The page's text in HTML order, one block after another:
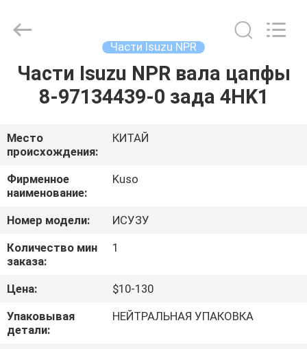
ДОМ
О
НАС
ПУТЕШЕСТВИЕ
ФАБРИКИ
ПРОВЕРКА
КАЧЕСТВА
Reserved.
Части Isuzu NPR
Части Isuzu NPR вала цапфы
8-97134439-0 зада 4HK1
Место
происхождения:
КИТАЙ
Фирменное
наименование:
Kuso
Номер модели:
ИСУЗУ
Количество мин
заказа:
1
Цена:
$10-130
Упаковывая
детали:
НЕЙТРАЛЬНАЯ УПАКОВКА